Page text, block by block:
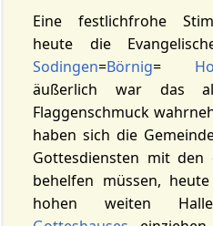
Eine festlichfrohe
heute die
Sodingen=Börnig=
äußerlich war das
Flaggenschmuck
haben sich die
Gottesdiensten mit den
behelfen müssen,
hohen weiten